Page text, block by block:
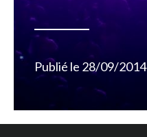
Publié le 28/09/2014